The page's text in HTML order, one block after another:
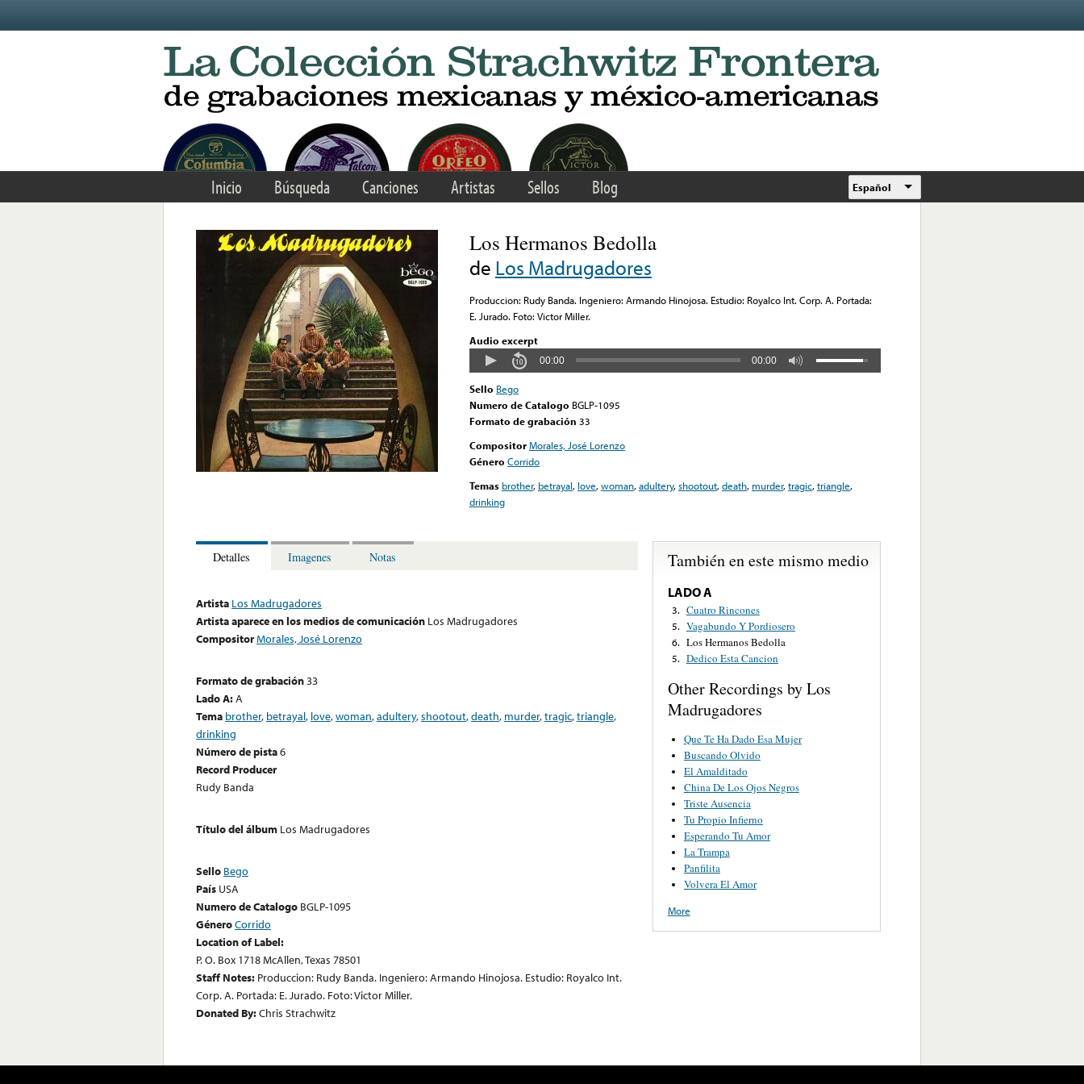
Inicio Búsqueda Canciones Artistas Sellos Blog Español
Los Hermanos Bedolla
de Los Madrugadores
Produccion: Rudy Banda. Ingeniero: Armando Hinojosa. Estudio: Royalco Int. Corp. A. Portada:
E. Jurado. Foto: Victor Miller.
Audio excerpt
00:00 00:00
Sello Bego
Numero de Catalogo BGLP-1095
Formato de grabación 33
CompositorMorales, José Lorenzo
Género Corrido
Temas brother, betrayal, love,woman,adultery,shootout,death, murder,tragic,triangle,
drinking
Detalles Imagenes Notas
Artista Los Madrugadores
Artista aparece en los medios de comunicación Los Madrugadores
CompositorMorales, José Lorenzo
Formato de grabación33
Lado A:A
Tema brother, betrayal, love,woman,adultery,shootout,death, murder,tragic,triangle,
drinking
Número de pista6
Record Producer
Rudy Banda
Título del álbum Los Madrugadores
Sello Bego
País USA
Numero de Catalogo BGLP-1095
GéneroCorrido
Location of Label:
P. O. Box 1718 McAllen, Texas 78501
Staff Notes: Produccion: Rudy Banda. Ingeniero: Armando Hinojosa. Estudio: Royalco Int.
Corp. A. Portada: E. Jurado. Foto: Victor Miller.
Donated By:Chris Strachwitz
También en este mismo medio
LADO A
3. Cuatro Rincones
5. Vagabundo Y Pordiosero
6. Los Hermanos Bedolla
5. Dedico Esta Cancion
Other Recordings by Los
Madrugadores
Que Te Ha Dado Esa Mujer
Buscando Olvido
El Amalditado
China De Los Ojos Negros
Triste Ausencia
Tu Propio Infierno
Esperando Tu Amor
La Trampa
Panfilita
Volvera El Amor
More